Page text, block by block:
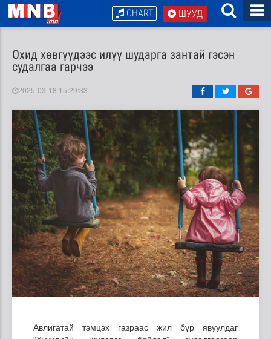
ШУУД
CHART
Охид хөвгүүдээс илүү шударга зантай гэсэн
судалгаа гарчээ
2025-03-18 15:29:33
Авлигатай тэмцэх газраас жил бүр явуулдаг